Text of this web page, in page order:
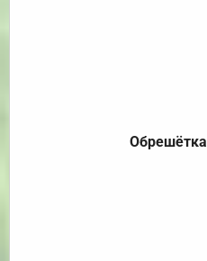
Обрешётка